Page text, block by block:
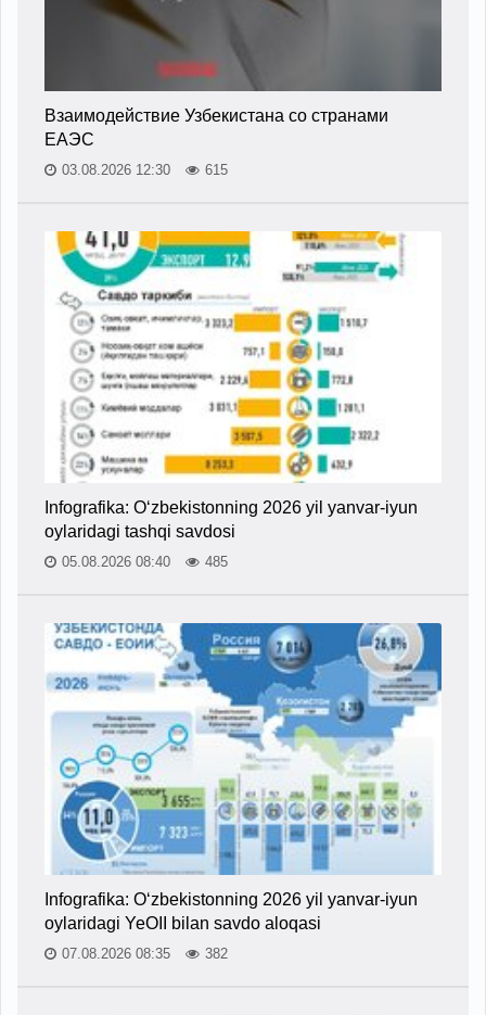
Взаимодействие Узбекистана со странами
ЕАЭС
03.08.2026 12:30 615
Infografika: O‘zbekistonning 2026 yil yanvar-iyun
oylaridagi tashqi savdosi
05.08.2026 08:40 485
Infografika: O‘zbekistonning 2026 yil yanvar-iyun
oylaridagi YeOII bilan savdo aloqasi
07.08.2026 08:35 382